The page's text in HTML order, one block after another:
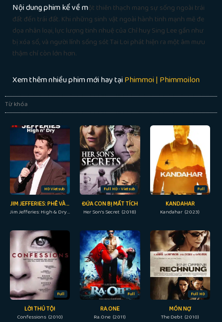
Nội dung phim kể về một thiên thạch mang sự sống ngoài trái
đất đến trái đất. Khi những sinh vật ngoài hành tinh mạnh mẽ đe
dọa nhân loại, lực lượng tinh nhuệ của Chỉ huy Sing Lee gần như
bị xóa sổ, và người lính sống sót Tai Loi phát hiện ra một âm mưu
thậm chí còn lớn hơn.
Xem thêm nhiều phim mới hay tạiPhimmoi | Phimmoilon
Từ khóa
HD Vietsub
JIM JEFFERIES: PHÊ VÀ KHÔNG SAY
Jim Jefferies: High & Dry (8/10)
Full HD - Vietsub
ĐỨA CON BỊ MẤT TÍCH
Her Son's Secret (2018)
Full
KANDAHAR
Kandahar (2023)
Full
LỜI THÚ TỘI
Confessions (2010)
Full
RA.ONE
Ra.One (2011)
Full HD
MÓN NỢ
The Debt (2010)